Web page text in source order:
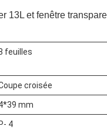
13L et fenêtre
feuilles
croisée
mm
P- 4